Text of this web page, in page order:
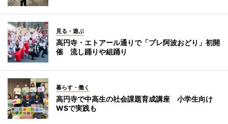
見る・遊ぶ
高円寺・エトアール通りで「プレ阿波おどり」初開
催 流し踊りや組踊り
暮らす・働く
高円寺で中高生の社会課題育成講座 小学生向け
WSで実践も